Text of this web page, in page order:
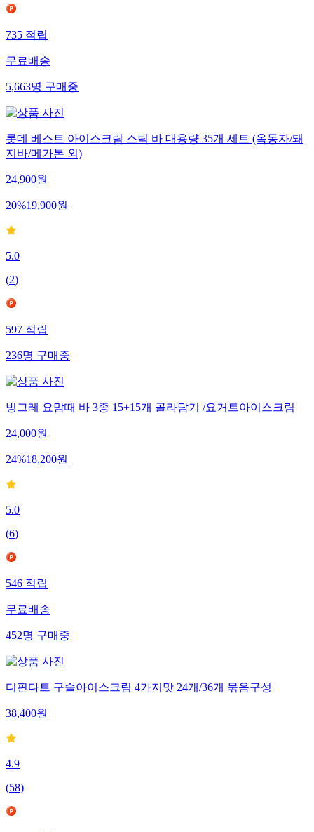
735 적립
무료배송
5,663명 구매중
롯데 베스트 아이스크림 스틱 바 대용량 35개 세트 (옥동자/돼
지바/메가톤 외)
24,900원
20%19,900원
5.0
(2)
597 적립
236명 구매중
빙그레 요맘때 바 3종 15+15개 골라담기 /요거트아이스크림
24,000원
24%18,200원
5.0
(6)
546 적립
무료배송
452명 구매중
디핀다트 구슬아이스크림 4가지맛 24개/36개 묶음구성
38,400원
4.9
(58)